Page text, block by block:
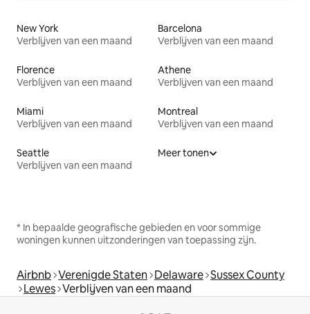
New York
Verblijven van een maand
Barcelona
Verblijven van een maand
Florence
Verblijven van een maand
Athene
Verblijven van een maand
Miami
Verblijven van een maand
Montreal
Verblijven van een maand
Seattle
Verblijven van een maand
Meer tonen
* In bepaalde geografische gebieden en voor sommige
woningen kunnen uitzonderingen van toepassing zijn.
Airbnb Verenigde Staten Delaware Sussex County
Lewes Verblijven van een maand